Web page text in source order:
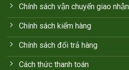
Chính sách vận chuyển giao
Chính sách kiểm hàng
Chính sách đổi trả hàng
Cách thức thanh toán